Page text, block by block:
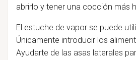
abrirlo y tener una cocción más
El estuche de vapor se puede
Únicamente introducir los
Ayudarte de las asas laterales